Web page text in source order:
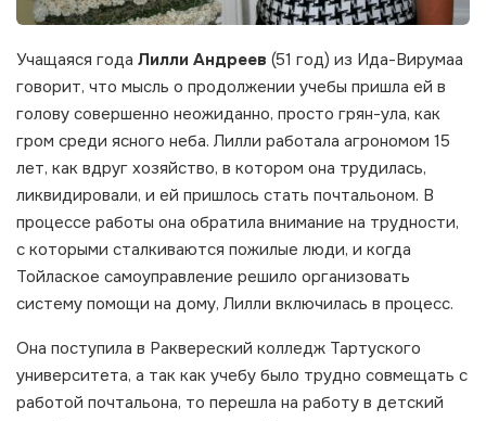
Учащаяся года Лилли Андреев (51 год) из Ида-Вирумаа
говорит, что мысль о продолжении учебы пришла ей в
голову совершенно неожиданно, просто грян-ула, как
гром среди ясного неба. Лилли работала агрономом 15
лет, как вдруг хозяйство, в котором она трудилась,
ликвидировали, и ей пришлось стать почтальоном. В
процессе работы она обратила внимание на трудности,
с которыми сталкиваются пожилые люди, и когда
Тойлаское самоуправление решило организовать
систему помощи на дому, Лилли включилась в процесс.
Она поступила в Раквереский колледж Тартуского
университета, а так как учебу было трудно совмещать с
работой почтальона, то перешла на работу в детский